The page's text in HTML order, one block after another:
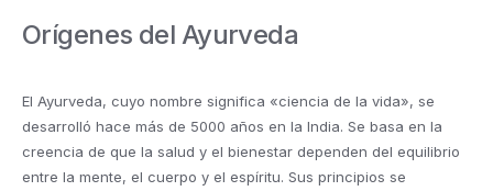
Orígenes del Ayurveda
El Ayurveda, cuyo nombre significa «ciencia de la vida», se
desarrolló hace más de 5000 años en la India. Se basa en la
creencia de que la salud y el bienestar dependen del equilibrio
entre la mente, el cuerpo y el espíritu. Sus principios se